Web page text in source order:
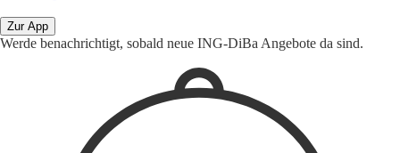
Zur App
Werde benachrichtigt, sobald neue ING-DiBa Angebote da sind.